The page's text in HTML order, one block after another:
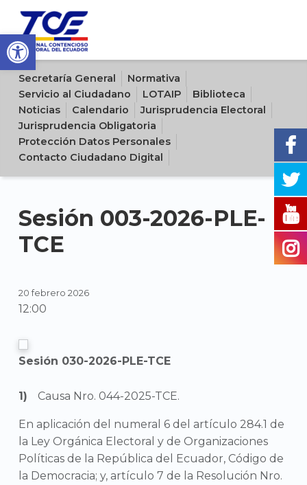
Open toolbar
Sitio oficial del Tribunal Contencioso Electoral del Ecuador
Secretaría General
Normativa
Servicio al Ciudadano
LOTAIP
Biblioteca
Noticias
Calendario
Jurisprudencia Electoral
Jurisprudencia Obligatoria
Protección Datos Personales
Contacto Ciudadano Digital
Sesión 003-2026-PLE-
TCE
20 febrero 2026
12:00
Sesión 030-2026-PLE-TCE
Causa Nro. 044-2025-TCE.
En aplicación del numeral 6 del artículo 284.1 de
la Ley Orgánica Electoral y de Organizaciones
Políticas de la República del Ecuador, Código de
la Democracia; y, artículo 7 de la Resolución Nro.